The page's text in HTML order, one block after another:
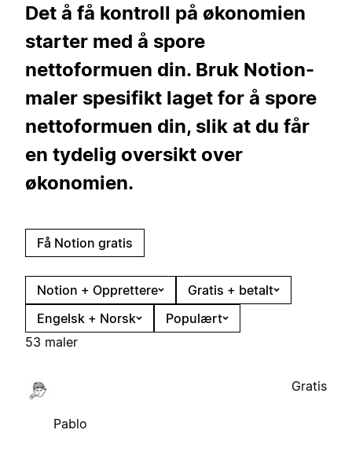
Det å få kontroll på økonomien
starter med å spore
nettoformuen din. Bruk Notion-
maler spesifikt laget for å spore
nettoformuen din, slik at du får
en tydelig oversikt over
økonomien.
Få Notion gratis
Notion + Opprettere
Gratis + betalt
Engelsk + Norsk
Populært
53 maler
Pablo
Gratis